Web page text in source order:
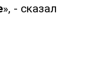
», - сказал